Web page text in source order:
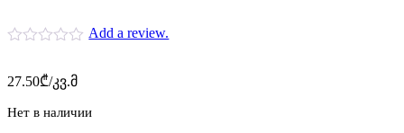
Add a review.
27.50₾/კვ.მ
Нет в наличии